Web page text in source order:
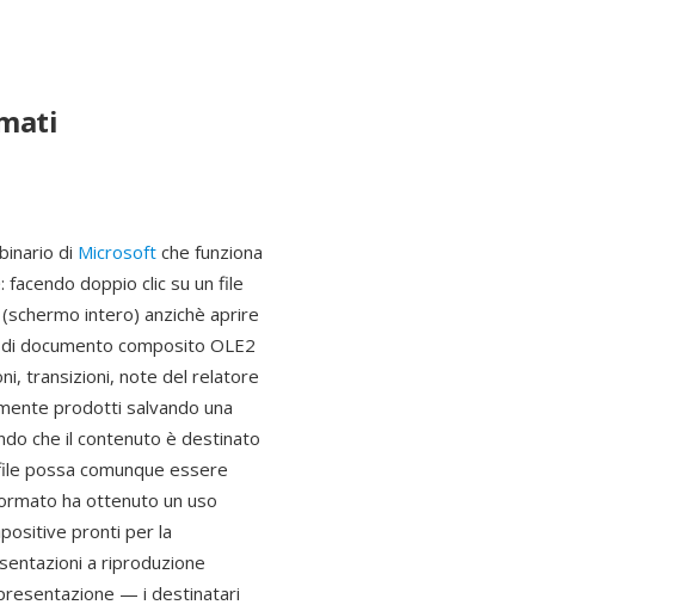
di Microsoft che funziona
doppio clic su un file
intero) anzichè aprire
documento composito OLE2
transizioni, note del relatore
prodotti salvando una
che il contenuto è destinato
possa comunque essere
ha ottenuto un uso
pronti per la
a riproduzione
— i destinatari